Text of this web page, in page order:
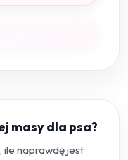
masy dla psa?
ile naprawdę jest